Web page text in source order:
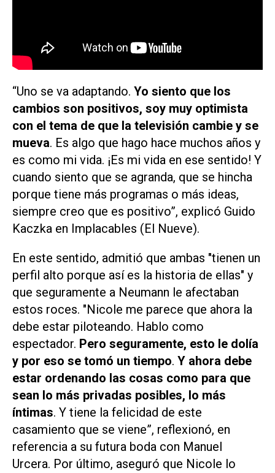
“Uno se va adaptando. Yo siento que los
cambios son positivos, soy muy optimista
con el tema de que la televisión cambie y se
mueva. Es algo que hago hace muchos años y
es como mi vida. ¡Es mi vida en ese sentido! Y
cuando siento que se agranda, que se hincha
porque tiene más programas o más ideas,
siempre creo que es positivo”, explicó Guido
Kaczka en Implacables (El Nueve).
En este sentido, admitió que ambas "tienen un
perfil alto porque así es la historia de ellas" y
que seguramente a Neumann le afectaban
estos roces. "Nicole me parece que ahora la
debe estar piloteando. Hablo como
espectador. Pero seguramente, esto le dolía
y por eso se tomó un tiempo. Y ahora debe
estar ordenando las cosas como para que
sean lo más privadas posibles, lo más
íntimas. Y tiene la felicidad de este
casamiento que se viene”, reflexionó, en
referencia a su futura boda con Manuel
Urcera. Por último, aseguró que Nicole lo